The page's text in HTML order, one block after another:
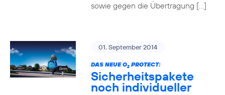
sowie gegen die Übertragung […]
01. September 2014
DAS NEUE O2PROTECT:
Sicherheitspakete
noch individueller